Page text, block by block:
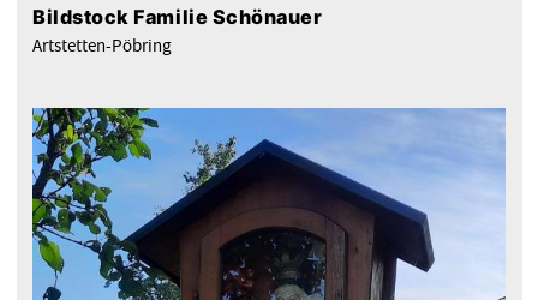
Bildstock Familie Schönauer
Artstetten-Pöbring